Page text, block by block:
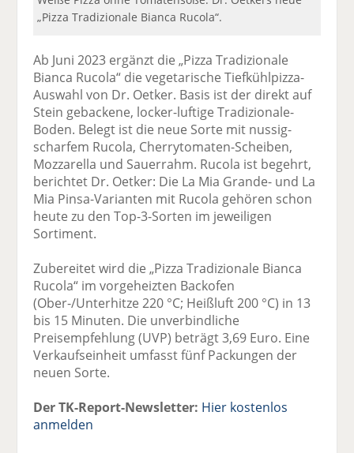
„Pizza Tradizionale Bianca Rucola“.
Ab Juni 2023 ergänzt die „Pizza Tradizionale
Bianca Rucola“ die vegetarische Tiefkühlpizza-
Auswahl von Dr. Oetker. Basis ist der direkt auf
Stein gebackene, locker-luftige Tradizionale-
Boden. Belegt ist die neue Sorte mit nussig-
scharfem Rucola, Cherrytomaten-Scheiben,
Mozzarella und Sauerrahm. Rucola ist begehrt,
berichtet Dr. Oetker: Die La Mia Grande- und La
Mia Pinsa-Varianten mit Rucola gehören schon
heute zu den Top-3-Sorten im jeweiligen
Sortiment.
Zubereitet wird die „Pizza Tradizionale Bianca
Rucola“ im vorgeheizten Backofen
(Ober-/Unterhitze 220 °C; Heißluft 200 °C) in 13
bis 15 Minuten. Die unverbindliche
Preisempfehlung (UVP) beträgt 3,69 Euro. Eine
Verkaufseinheit umfasst fünf Packungen der
neuen Sorte.
Der TK-Report-Newsletter: Hier kostenlos
anmelden